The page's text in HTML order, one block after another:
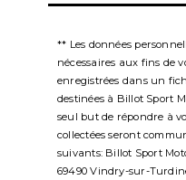
** Les données
nécessaires aux fins de
enregistrées dans un
destinées à Billot Sport
seul but de répondre à
collectées seront
suivants: Billot Sport
69490 Vindry-sur-